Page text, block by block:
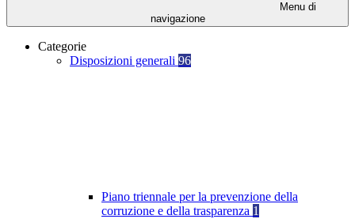
Menu di
navigazione
Categorie
Disposizioni generali 96
Piano triennale per la prevenzione della
corruzione e della trasparenza 1